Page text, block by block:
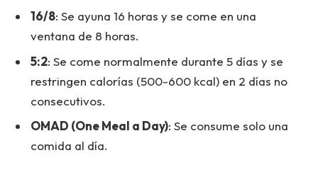
16/8: Se ayuna 16 horas y se come en una
ventana de 8 horas.
5:2: Se come normalmente durante 5 días y se
restringen calorías (500-600 kcal) en 2 días no
consecutivos.
OMAD (One Meal a Day): Se consume solo una
comida al día.